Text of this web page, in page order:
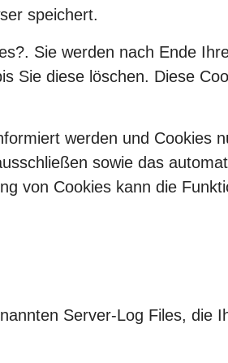
speichert.
Sie werden nach Ende
Sie diese löschen. Diese
werden und Cookies
sowie das
von Cookies kann die
Server-Log Files, die